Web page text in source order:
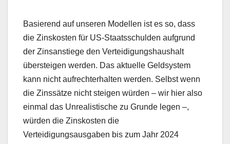
Basierend auf unseren Modellen ist es so, dass
die Zinskosten für US-Staatsschulden aufgrund
der Zinsanstiege den Verteidigungshaushalt
übersteigen werden. Das aktuelle Geldsystem
kann nicht aufrechterhalten werden. Selbst wenn
die Zinssätze nicht steigen würden – wir hier also
einmal das Unrealistische zu Grunde legen –,
würden die Zinskosten die
Verteidigungsausgaben bis zum Jahr 2024